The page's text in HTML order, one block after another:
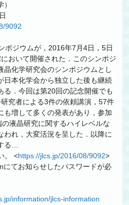
9092
ジウムが，2016年7月4日，5日
おいて開催された．このシンポジ
晶化学研究会のシンポジウムとし
日本化学会から独立した後も継続
る．今回は第20回の記念開催でも
究者による3件の依頼講演，57件
も増して多くの発表があり，参加
液晶研究に関するハイレベルな
われ，大変活況を呈した．以降に
る…
。 <https://jlcs.jp/2016/08/9092>
てお知らせしたパスワードが必
information/jlcs-information